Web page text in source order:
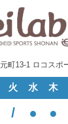
町13-1 ロコスポ
火 水 木
/ ● ●